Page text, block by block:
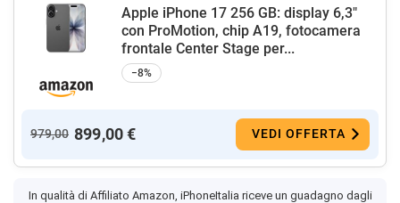
Apple iPhone 17 256 GB: display 6,3"
con ProMotion, chip A19, fotocamera
frontale Center Stage per...
−8%
979,00 899,00 € VEDI OFFERTA
In qualità di Affiliato Amazon, iPhoneItalia riceve un guadagno dagli